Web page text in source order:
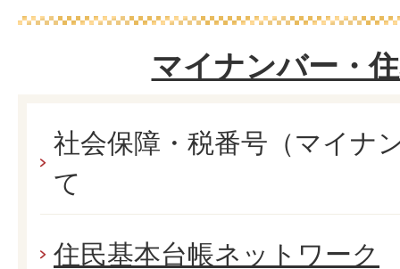
マイナンバー・
社会保障・税番号（マイナ
て
住民基本台帳ネットワーク